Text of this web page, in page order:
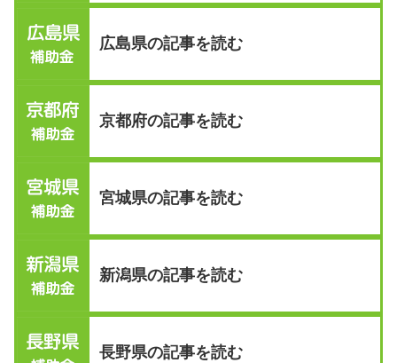
広島県の記事を読む
京都府の記事を読む
宮城県の記事を読む
新潟県の記事を読む
長野県の記事を読む